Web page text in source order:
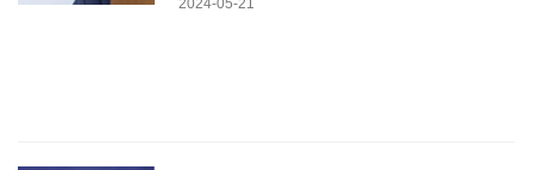
2024-05-21